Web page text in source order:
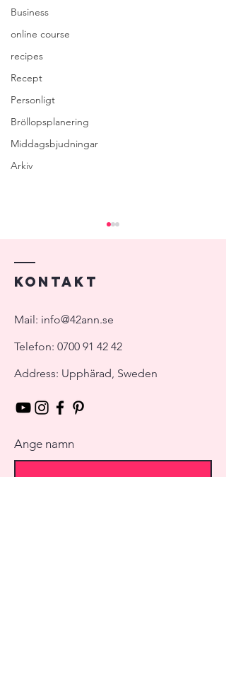
Business
online course
recipes
Recept
Personligt
Bröllopsplanering
Middagsbjudningar
Arkiv
Att välja vigsellokal
Kontakt
Mail: info@42ann.se
Telefon: 0700 91 42 42
Address: Upphärad, Sweden
Ange namn